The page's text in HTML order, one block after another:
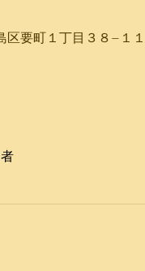
区要町１丁目３８−１